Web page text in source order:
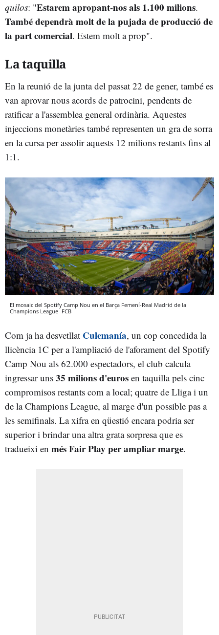
quilos: "Estarem apropant-nos als 1.100 milions.
També dependrà molt de la pujada de producció de
la part comercial. Estem molt a prop".
La taquilla
En la reunió de la junta del passat 22 de gener, també es
van aprovar nous acords de patrocini, pendents de
ratificar a l'assemblea general ordinària. Aquestes
injeccions monetàries també representen un gra de sorra
en la cursa per assolir aquests 12 milions restants fins al
1:1.
El mosaic del Spotify Camp Nou en el Barça Femení-Real Madrid de la
Champions League FCB
Com ja ha desvetllat Culemanía, un cop concedida la
llicència 1C per a l'ampliació de l'aforament del Spotify
Camp Nou als 62.000 espectadors, el club calcula
ingressar uns 35 milions d'euros en taquilla pels cinc
compromisos restants com a local; quatre de Lliga i un
de la Champions League, al marge d'un possible pas a
les semifinals. La xifra en qüestió encara podria ser
superior i brindar una altra grata sorpresa que es
tradueixi en més Fair Play per ampliar marge.